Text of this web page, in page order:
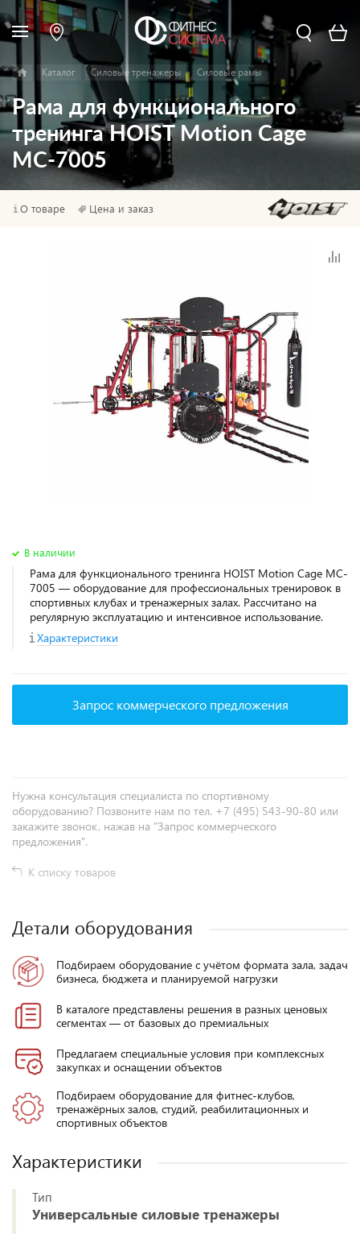
Каталог Силовые тренажеры Силовые рамы
Рама для функционального
тренинга HOIST Motion Cage
MC-7005
О товаре Цена и заказ
В наличии
Рама для функционального тренинга HOIST Motion Cage MC-
7005 — оборудование для профессиональных тренировок в
спортивных клубах и тренажерных залах. Рассчитано на
регулярную эксплуатацию и интенсивное использование.
Характеристики
Запрос коммерческого предложения
Нужна консультация специалиста по спортивному
оборудованию? Позвоните нам по тел. +7 (495) 543-90-80 или
закажите звонок, нажав на "Запрос коммерческого
предложения".
К списку товаров
Детали оборудования
Подбираем оборудование с учётом формата зала, задач
бизнеса, бюджета и планируемой нагрузки
В каталоге представлены решения в разных ценовых
сегментах — от базовых до премиальных
Предлагаем специальные условия при комплексных
закупках и оснащении объектов
Подбираем оборудование для фитнес-клубов,
тренажёрных залов, студий, реабилитационных и
спортивных объектов
Характеристики
Тип
Универсальные силовые тренажеры